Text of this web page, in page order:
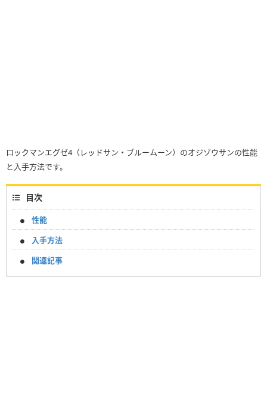
ロックマンエグゼ4（レッドサン・ブルームーン）のオジゾウサンの性能
と入手方法です。
目次
性能
入手方法
関連記事